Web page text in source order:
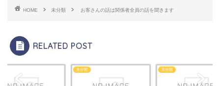
HOME 未分類 お客さんの話は関係者全員の話を聞きます
RELATED POST
未分類 未分類